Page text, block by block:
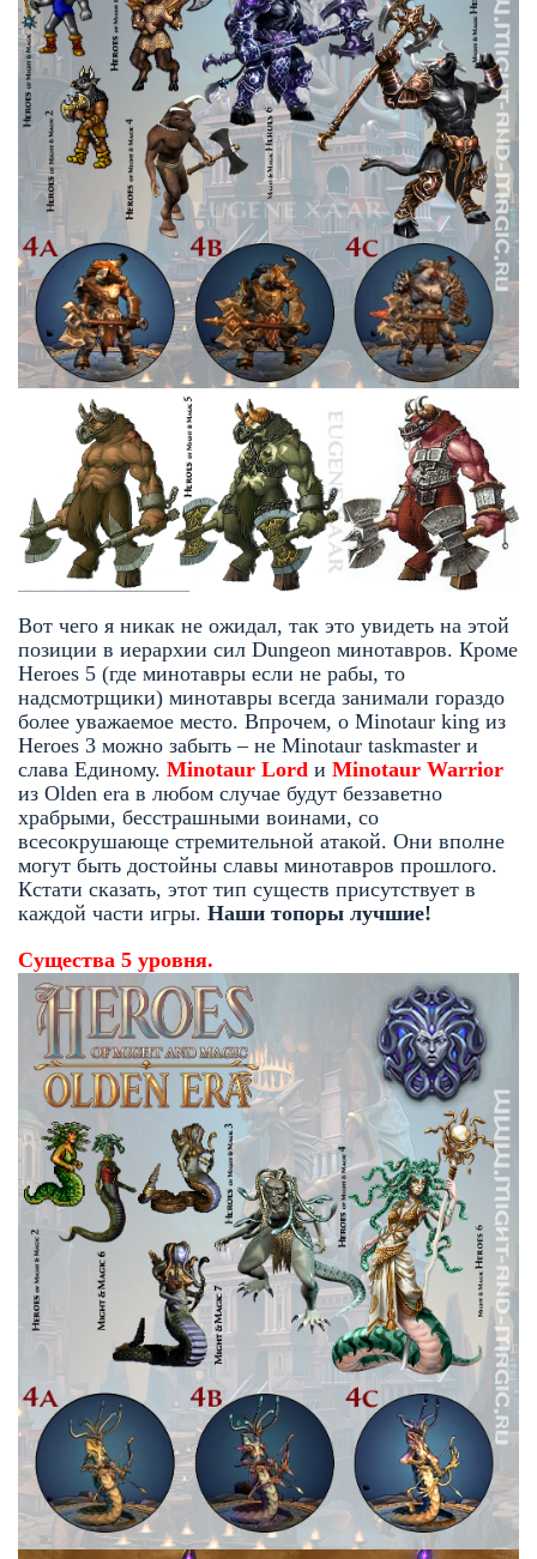
Вот чего я никак не ожидал, так это увидеть на этой
позиции в иерархии сил Dungeon минотавров. Кроме
Heroes 5 (где минотавры если не рабы, то
надсмотрщики) минотавры всегда занимали гораздо
более уважаемое место. Впрочем, о Minotaur king из
Heroes 3 можно забыть – не Minotaur taskmaster и
слава Единому. Minotaur Lord и Minotaur Warrior
из Olden era в любом случае будут беззаветно
храбрыми, бесстрашными воинами, со
всесокрушающе стремительной атакой. Они вполне
могут быть достойны славы минотавров прошлого.
Кстати сказать, этот тип существ присутствует в
каждой части игры. Наши топоры лучшие!
Существа 5 уровня.